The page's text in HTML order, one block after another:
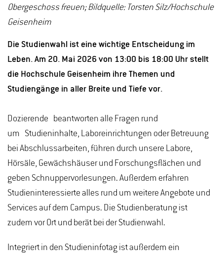
Obergeschoss freuen; Bildquelle: Torsten Silz/Hochschule
Geisenheim
Die Studienwahl ist eine wichtige Entscheidung im
Leben. Am 20. Mai 2026 von 13:00 bis 18:00 Uhr stellt
die Hochschule Geisenheim ihre Themen und
Studiengänge in aller Breite und Tiefe vor.
Dozierende beantworten alle Fragen rund
um Studieninhalte, Laboreinrichtungen oder Betreuung
bei Abschlussarbeiten, führen durch unsere Labore,
Hörsäle, Gewächshäuser und Forschungsflächen und
geben Schnuppervorlesungen. Außerdem erfahren
Studieninteressierte alles rund um weitere Angebote und
Services auf dem Campus. Die Studienberatung ist
zudem vor Ort und berät bei der Studienwahl.
Integriert in den Studieninfotag ist außerdem ein